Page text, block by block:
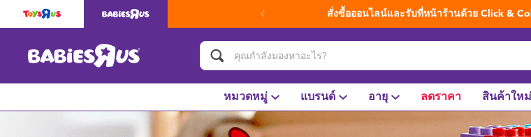
สั่งซื้อออนไลน์และรับที่หน้าร้านด้วย Click &
หมวดหมู่ แบรนด์ อายุ ลดราคา สินค้าใหม่